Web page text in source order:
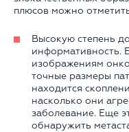
плюсов можно
Высокую степень
информативность.
изображениям
точные размеры
находится
насколько они
заболевание. Еще
обнаружить